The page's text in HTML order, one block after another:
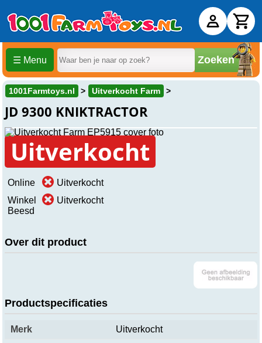
☰ Menu Zoeken
1001Farmtoys.nl Uitverkocht Farm
JD 9300 KNIKTRACTOR
Uitverkocht
Online
Uitverkocht
Winkel
Beesd
Uitverkocht
Over dit product
Productspecificaties
Merk
Uitverkocht